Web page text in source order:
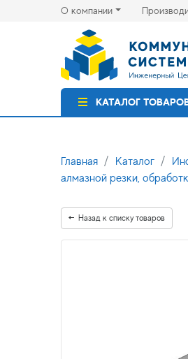
О компании
КАТАЛОГ
Главная Каталог
алмазной резки,
Назад к списку товаров